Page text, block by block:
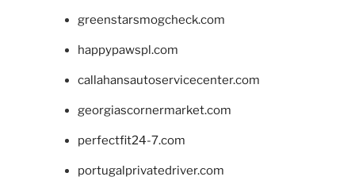
greenstarsmogcheck.com
happypawspl.com
callahansautoservicecenter.com
georgiascornermarket.com
perfectfit24-7.com
portugalprivatedriver.com